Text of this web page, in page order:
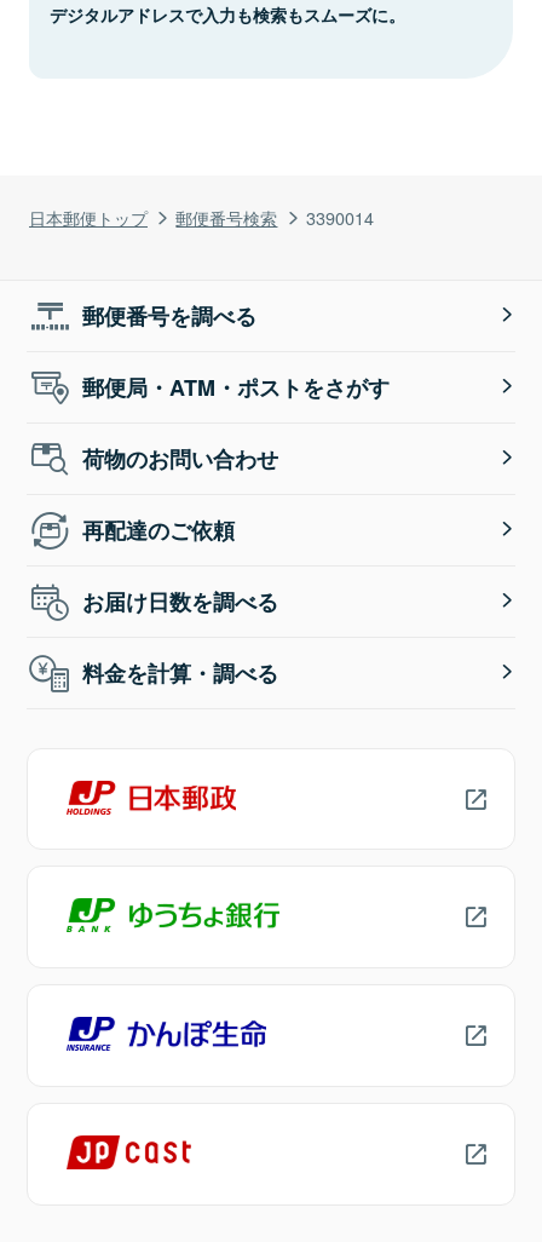
日本郵便トップ 郵便番号検索 3390014
デジタルアドレスで入力も検索もスムーズに。
郵便番号を調べる
郵便局・ATM・ポストをさがす
荷物のお問い合わせ
再配達のご依頼
お届け日数を調べる
料金を計算・調べる